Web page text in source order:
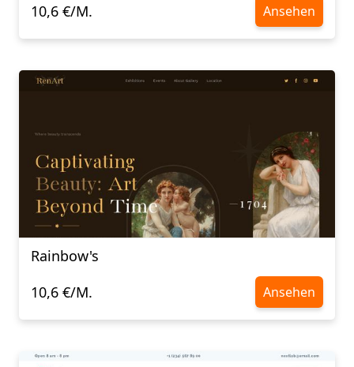
10,6 €/M.
Ansehen
Rainbow's
10,6 €/M.
Ansehen